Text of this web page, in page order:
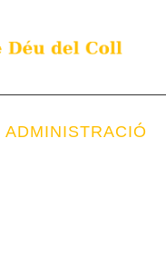
ADMINISTRACIÓ